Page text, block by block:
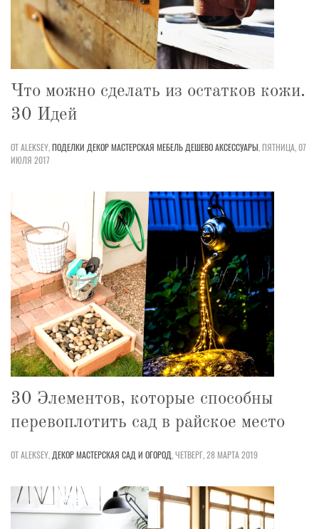
Что можно сделать из остатков кожи.
30 Идей
ОТ ALEKSEY,ПОДЕЛКИ ДЕКОРМАСТЕРСКАЯ МЕБЕЛЬ ДЕШЕВОАКСЕССУАРЫ,ПЯТНИЦА, 07
ИЮЛЯ 2017
30 Элементов, которые способны
перевоплотить сад в райское место
ОТ ALEKSEY, ДЕКОРМАСТЕРСКАЯ САД И ОГОРОД,ЧЕТВЕРГ, 28 МАРТА 2019